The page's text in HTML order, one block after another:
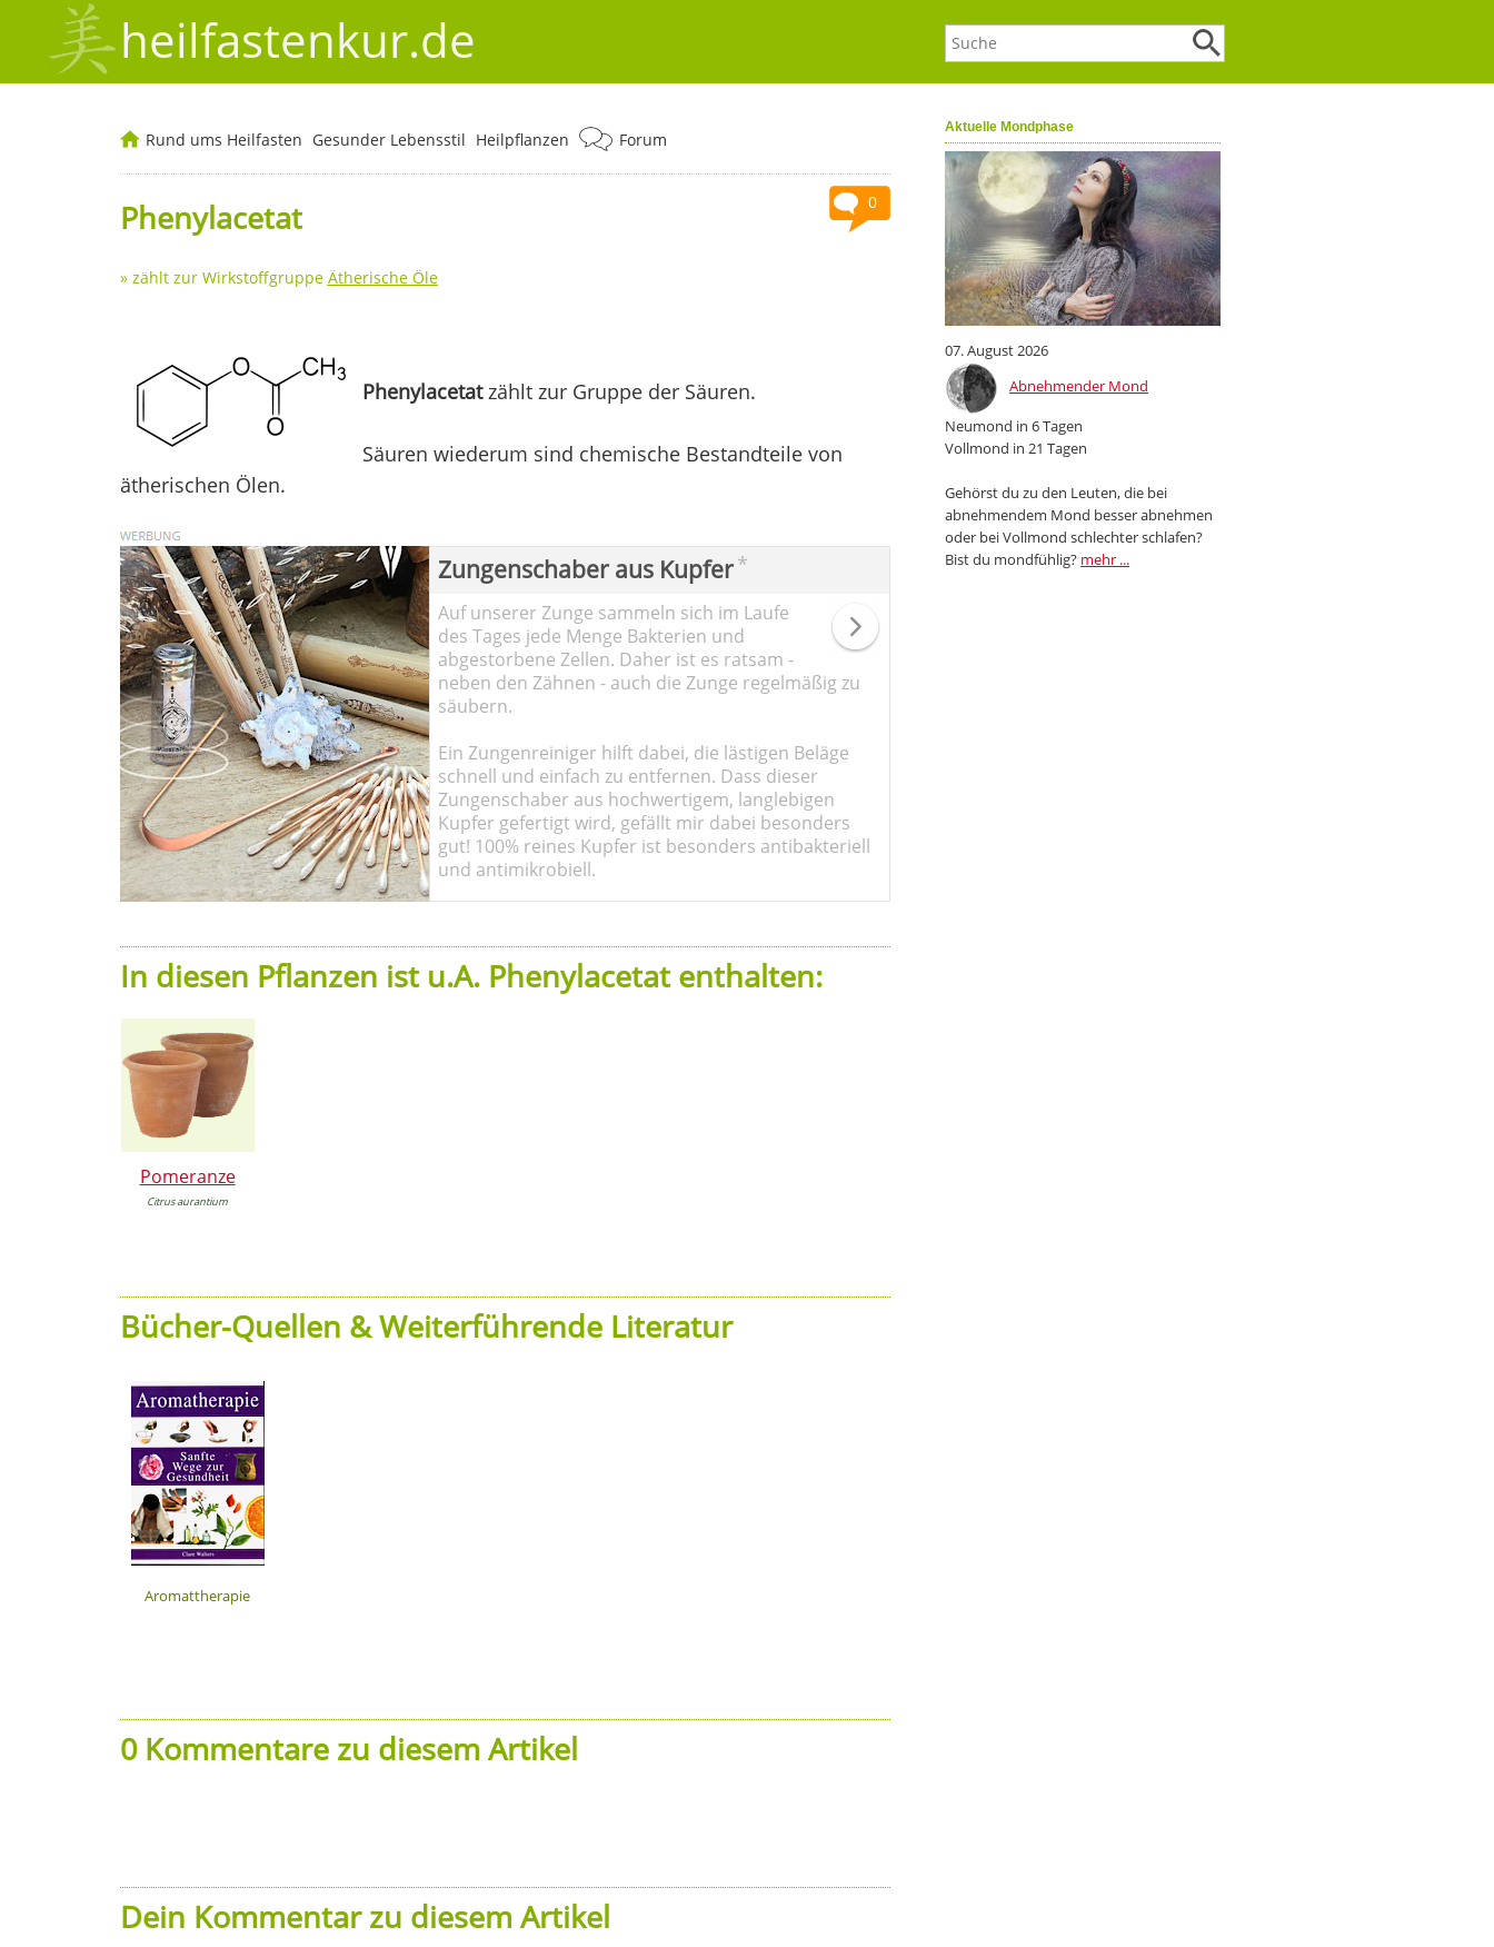
heilfastenkur.de
Aktuelle Mondphase
07. August 2026
Abnehmender Mond
Neumond in 6 Tagen
Vollmond in 21 Tagen
Gehörst du zu den Leuten, die bei
abnehmendem Mond besser abnehmen
oder bei Vollmond schlechter schlafen?
Bist du mondfühlig? mehr ...
Rund ums Heilfasten Gesunder Lebensstil Heilpflanzen Forum
0
Phenylacetat
» zählt zur Wirkstoffgruppe Ätherische Öle
Phenylacetatzählt zur Gruppe der Säuren.
Säuren wiederum sind chemische Bestandteile von
ätherischen Ölen.
Zungenschaber aus Kupfer*
Auf unserer Zunge sammeln sich im Laufe
des Tages jede Menge Bakterien und
abgestorbene Zellen. Daher ist es ratsam -
neben den Zähnen - auch die Zunge regelmäßig zu
säubern.
Ein Zungenreiniger hilft dabei, die lästigen Beläge
schnell und einfach zu entfernen. Dass dieser
Zungenschaber aus hochwertigem, langlebigen
Kupfer gefertigt wird, gefällt mir dabei besonders
gut! 100% reines Kupfer ist besonders antibakteriell
und antimikrobiell.
In diesen Pflanzen ist u.A. Phenylacetat enthalten:
Pomeranze
Citrus aurantium
Bücher-Quellen & Weiterführende Literatur
Aromattherapie
0 Kommentare zu diesem Artikel
Dein Kommentar zu diesem Artikel